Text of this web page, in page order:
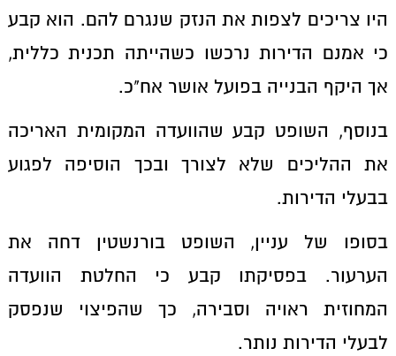
היו צריכים לצפות את הנזק שנגרם להם. הוא קבע
כי אמנם הדירות נרכשו כשהייתה תכנית כללית,
אך היקף הבנייה בפועל אושר אח"כ.
בנוסף, השופט קבע שהוועדה המקומית האריכה
את ההליכים שלא לצורך ובכך הוסיפה לפגוע
בבעלי הדירות.
בסופו של עניין, השופט בורנשטין דחה את
הערעור. בפסיקתו קבע כי החלטת הוועדה
המחוזית ראויה וסבירה, כך שהפיצוי שנפסק
לבעלי הדירות נותר.